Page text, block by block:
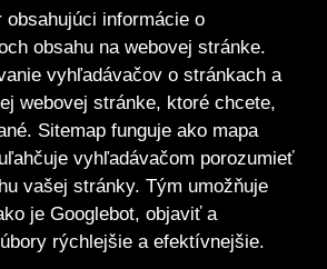
obsahujúci informácie o
obsahu na webovej stránke.
vyhľadávačov o stránkach a
webovej stránke, ktoré chcete,
Sitemap funguje ako mapa
vyhľadávačom porozumieť
vašej stránky. Tým umožňuje
je Googlebot, objaviť a
rýchlejšie a efektívnejšie.